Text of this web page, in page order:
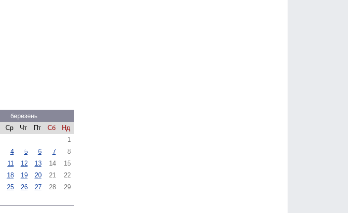
березень
Ср Чт Пт Сб
Нд
1
4 5 6 7
8
11 12 13 14
15
18 19 20 21
22
25 26 27 28
29